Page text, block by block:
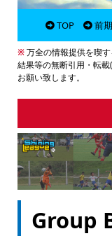
TOP 前期
※万全の情報提供を喫
結果等の無断引用・転
お願い致します。
Group